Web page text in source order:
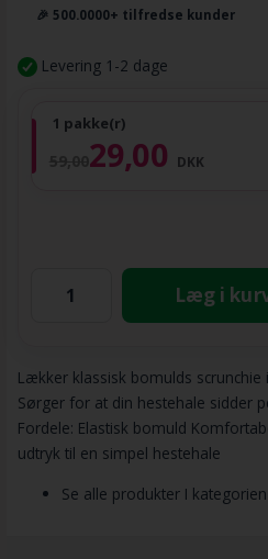
🎉 500.0000+ tilfredse kunder
Levering 1-2 dage
1 pakke(r)
29,00 DKK
Læg i
Lækker klassisk bomulds
Sørger for at din hestehale sidder
Fordele: Elastisk bomuld
udtryk til en simpel hestehale
Se alle produkter I kategorien